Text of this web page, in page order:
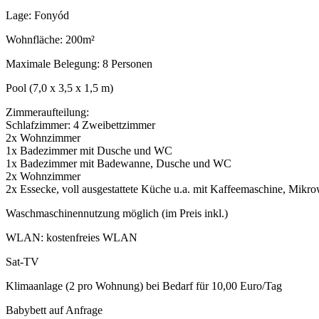
Lage: Fonyód
Wohnfläche: 200m²
Maximale Belegung: 8 Personen
Pool (7,0 x 3,5 x 1,5 m)
Zimmeraufteilung:
Schlafzimmer: 4 Zweibettzimmer
2x Wohnzimmer
1x Badezimmer mit Dusche und WC
1x Badezimmer mit Badewanne, Dusche und WC
2x Wohnzimmer
2x Essecke, voll ausgestattete Küche u.a. mit Kaffeemaschine,
Waschmaschinennutzung möglich (im Preis inkl.)
WLAN: kostenfreies WLAN
Sat-TV
Klimaanlage (2 pro Wohnung) bei Bedarf für 10,00 Euro/Tag
Babybett auf Anfrage